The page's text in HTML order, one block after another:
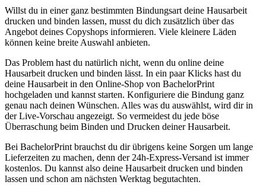
Willst du in einer ganz bestimmten Bindungsart deine Hausarbeit
drucken und binden lassen, musst du dich zusätzlich über das
Angebot deines Copyshops informieren. Viele kleinere Läden
können keine breite Auswahl anbieten.
Das Problem hast du natürlich nicht, wenn du online deine
Hausarbeit drucken und binden lässt. In ein paar Klicks hast du
deine Hausarbeit in den Online-Shop von BachelorPrint
hochgeladen und kannst starten. Konfiguriere die Bindung ganz
genau nach deinen Wünschen. Alles was du auswählst, wird dir in
der Live-Vorschau angezeigt. So vermeidest du jede böse
Überraschung beim Binden und Drucken deiner Hausarbeit.
Bei BachelorPrint brauchst du dir übrigens keine Sorgen um lange
Lieferzeiten zu machen, denn der 24h-Express-Versand ist immer
kostenlos. Du kannst also deine Hausarbeit drucken und binden
lassen und schon am nächsten Werktag begutachten.